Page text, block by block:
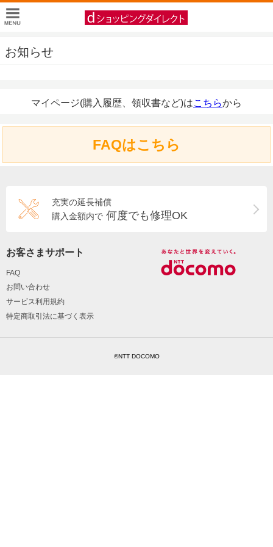
お知らせ
マイページ(購入履歴、領収書など)はこちらから
FAQはこちら
充実の延長補償
購入金額内で 何度でも修理OK
お客さまサポート
FAQ
お問い合わせ
サービス利用規約
特定商取引法に基づく表示
©NTT DOCOMO